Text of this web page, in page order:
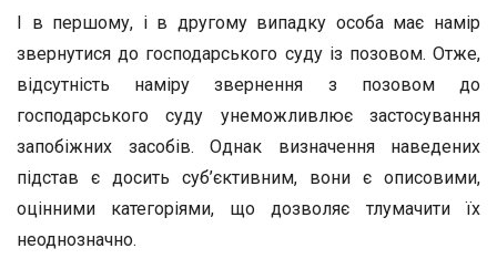
І в першому, і в другому випадку особа має намір
звернутися до господарського суду із позовом. Отже,
відсутність наміру звернення з позовом до
господарського суду унеможливлює застосування
запобіжних засобів. Однак визначення наведених
підстав є досить суб’єктивним, вони є описовими,
оцінними категоріями, що дозволяє тлумачити їх
неоднозначно.